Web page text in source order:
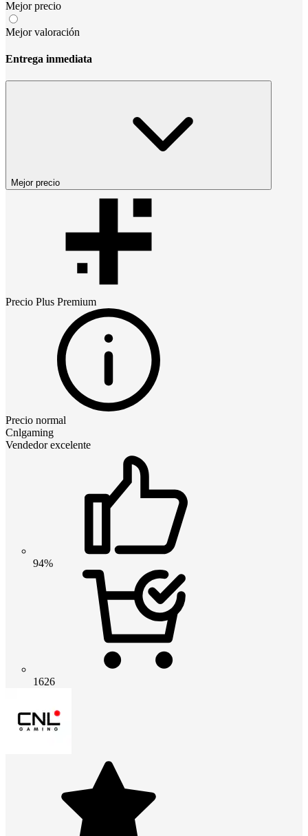
Mejor precio
Mejor valoración
Entrega inmediata
Mejor precio
Precio Plus Premium
Precio normal
Cnlgaming
Vendedor excelente
94%
1626